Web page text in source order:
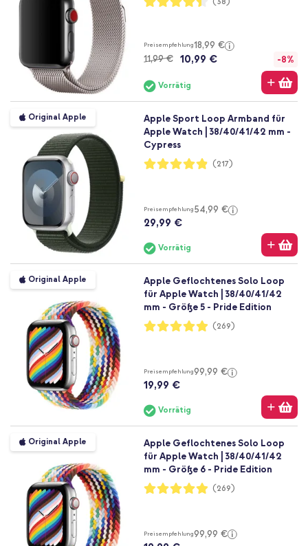
88%
Preisempfehlung18,99 €
11,99 € 10,99 € -8%
Vorrätig
Original Apple
Apple Sport Loop Armband für
Apple Watch | 38/40/41/42 mm -
Cypress
Bewertung:
97%
(217)
Preisempfehlung54,99 €
29,99 €
Vorrätig
Original Apple
Apple Geflochtenes Solo Loop
für Apple Watch | 38/40/41/42
mm - Größe 5 - Pride Edition
Bewertung:
98%
(269)
Preisempfehlung99,99 €
19,99 €
Vorrätig
Original Apple
Apple Geflochtenes Solo Loop
für Apple Watch | 38/40/41/42
mm - Größe 6 - Pride Edition
Bewertung:
98%
(269)
Preisempfehlung99,99 €